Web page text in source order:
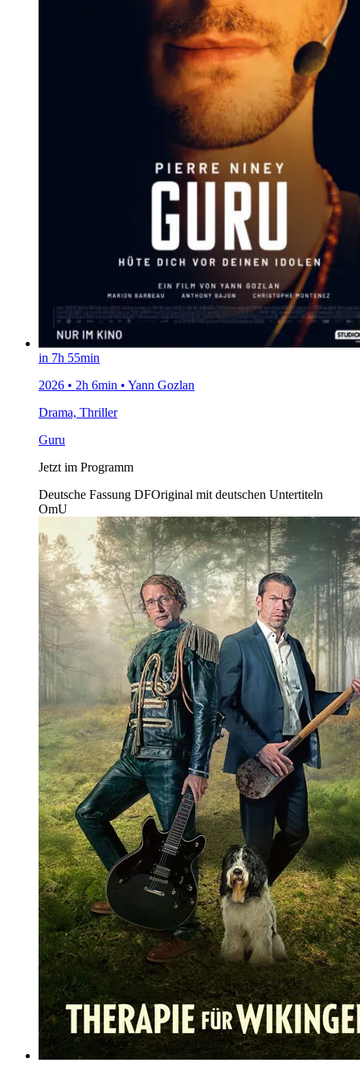
in 7h 55min
2026 • 2h 6min • Yann Gozlan
Drama, Thriller
Guru
Jetzt im Programm
Deutsche Fassung DFOriginal mit deutschen Untertiteln
OmU